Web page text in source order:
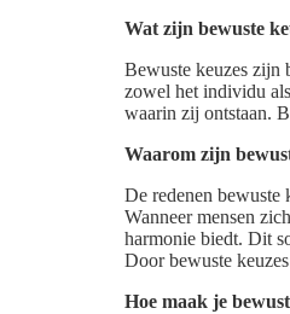
Wat zijn bewuste
Bewuste keuzes zijn
zowel het individu
waarin zij ontstaan.
Waarom zijn
De redenen
Wanneer mensen
harmonie biedt. Dit
Door bewuste
Hoe maak je